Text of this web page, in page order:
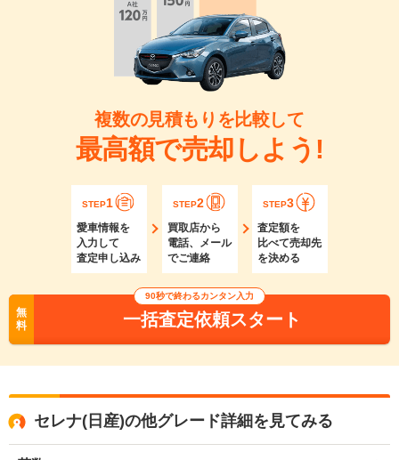
複数の見積もりを比較して
最高額で売却しよう!
STEP1
愛車情報を
入力して
査定申し込み
STEP2
買取店から
電話、メール
でご連絡
STEP3
査定額を
比べて売却先
を決める
無
料
90秒で終わるカンタン入力
一括査定依頼スタート
セレナ(日産)の他グレード詳細を見てみる